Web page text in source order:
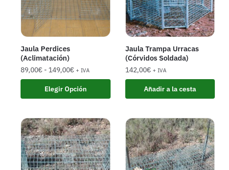
Jaula Perdices
(Aclimatación)
89,00€ - 149,00€ + IVA
Elegir Opción
Jaula Trampa Urracas
(Córvidos Soldada)
142,00€ + IVA
Añadir a la cesta